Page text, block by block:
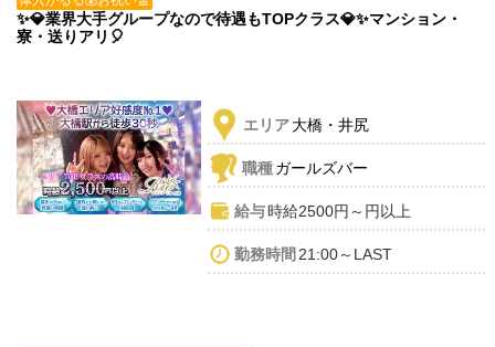
✨💎業界大手グループなので待遇もTOPクラス💎✨マンション・
寮・送りアリ🎈
エリア大橋・井尻
職種ガールズバー
給与時給2500円～円以上
勤務時間 21:00～LAST